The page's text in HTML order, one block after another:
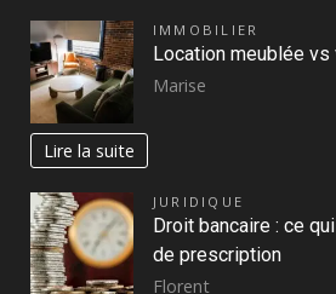
IMMOBILIER
Location meublée
Marise
Lire la suite
JURIDIQUE
Droit bancaire : ce
de prescription
Florent